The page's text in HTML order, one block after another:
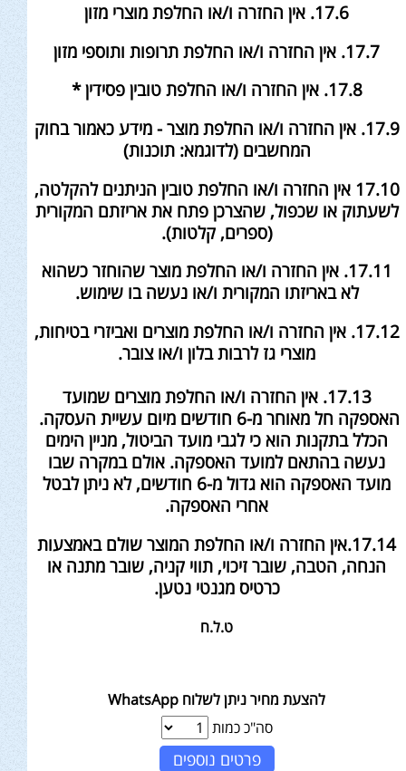
17.6. אין החזרה ו/או החלפת מוצרי מזון
17.7. אין החזרה ו/או החלפת תרופות ותוספי מזון
17.8. אין החזרה ו/או החלפת טובין פסידין *
17.9. אין החזרה ו/או החלפת מוצר - מידע כאמור בחוק
המחשבים (לדוגמא: תוכנות)
17.10 אין החזרה ו/או החלפת טובין הניתנים להקלטה,
לשעתוק או שכפול, שהצרכן פתח את אריזתם המקורית
(ספרים, קלטות).
17.11. אין החזרה ו/או החלפת מוצר שהוחזר כשהוא
לא באריזתו המקורית ו/או נעשה בו שימוש.
17.12. אין החזרה ו/או החלפת מוצרים ואביזרי בטיחות,
מוצרי גז לרבות בלון ו/או צובר.
17.13. אין החזרה ו/או החלפת מוצרים שמועד
האספקה חל מאוחר מ-6 חודשים מיום עשיית העסקה.
הכלל בתקנות הוא כי לגבי מועד הביטול, מניין הימים
נעשה בהתאם למועד האספקה. אולם במקרה שבו
מועד האספקה הוא גדול מ-6 חודשים, לא ניתן לבטל
אחרי האספקה.
17.14.אין החזרה ו/או החלפת המוצר שולם באמצעות
הנחה, הטבה, שובר זיכוי, תווי קניה, שובר מתנה או
כרטיס מגנטי נטען.
ט.ל.ח
להצעת מחיר ניתן לשלוח WhatsApp
סה"כ כמות
פרטים נוספים